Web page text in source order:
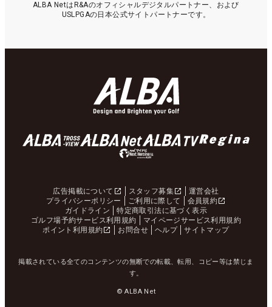
ALBA NetはR&Aのオフィシャルデジタルパートナー、および
USLPGAの日本公式サイトパートナーです。
広告掲載について スタッフ募集
運営会社
プライバシーポリシー
ご利用に際して
会員規約
ガイドライン
特定商取引法に基づく表示
ゴルフ場予約サービス利用規約
マイページサービス利用規約
ポイント利用規約
お問合せ ヘルプ サイトマップ
掲載されている全てのコンテンツの無断での転載、転用、コピー等は禁じま
す。
© ALBA Net